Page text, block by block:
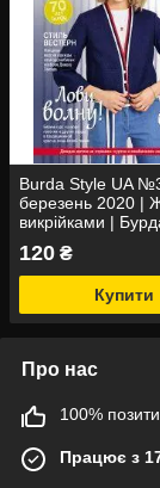
Burda Style UA
березень 2020 |
викрійками |
120 ₴
Купити
Про нас
100%
Працює з